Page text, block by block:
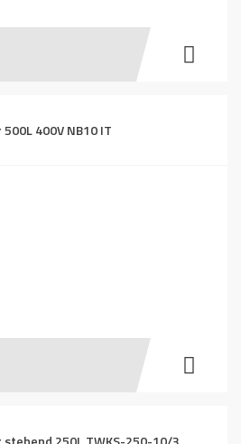
400V NB10 IT